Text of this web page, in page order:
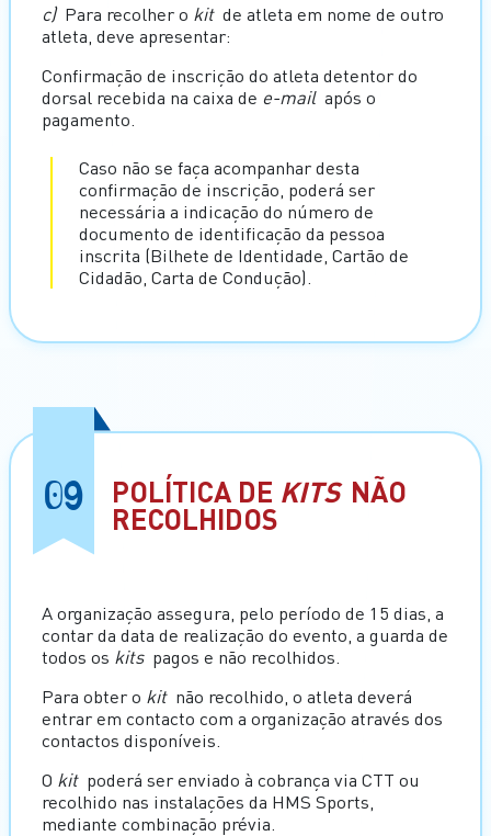
c) Para recolher o kit de atleta em nome de outro
atleta, deve apresentar:
Confirmação de inscrição do atleta detentor do
dorsal recebida na caixa de e-mail após o
pagamento.
Caso não se faça acompanhar desta
confirmação de inscrição, poderá ser
necessária a indicação do número de
documento de identificação da pessoa
inscrita (Bilhete de Identidade, Cartão de
Cidadão, Carta de Condução).
09 POLÍTICA DE KITS NÃO
RECOLHIDOS
A organização assegura, pelo período de 15 dias, a
contar da data de realização do evento, a guarda de
todos os kits pagos e não recolhidos.
Para obter o kit não recolhido, o atleta deverá
entrar em contacto com a organização através dos
contactos disponíveis.
O kit poderá ser enviado à cobrança via CTT ou
recolhido nas instalações da HMS Sports,
mediante combinação prévia.